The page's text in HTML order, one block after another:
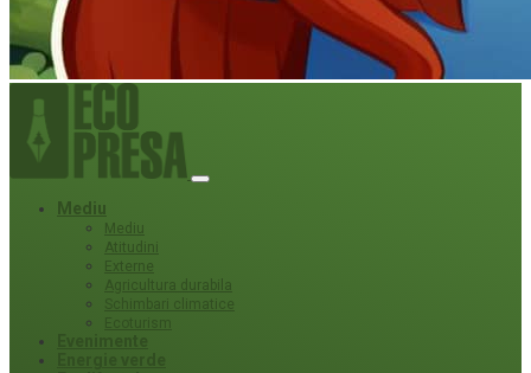
Mediu
Mediu
Atitudini
Externe
Agricultura durabila
Schimbari climatice
Ecoturism